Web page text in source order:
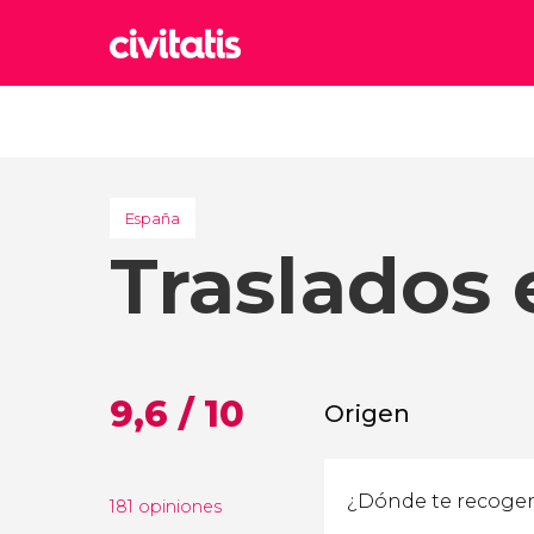
Reino
España
Traslados
9,6 / 10
181 opiniones
Origen